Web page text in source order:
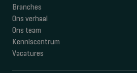
Branches
Ons verhaal
Ons team
Kenniscentrum
Vacatures